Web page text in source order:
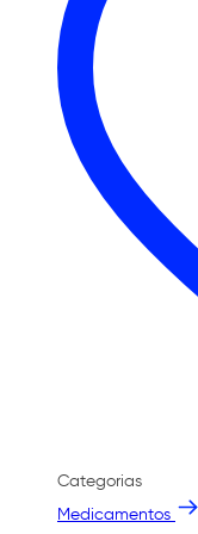
Categorias
Medicamentos